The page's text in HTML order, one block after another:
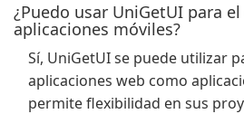
¿Puedo usar UniGetUI para
aplicaciones móviles?
Sí, UniGetUI se puede utilizar
aplicaciones web como
permite flexibilidad en sus